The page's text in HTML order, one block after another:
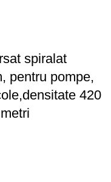
spiralat
pentru pompe,
420